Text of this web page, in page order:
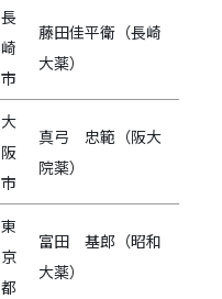
長
崎
市
藤田佳平衛（長崎
大薬）
大
阪
市
真弓 忠範（阪大
院薬）
東
京
都
富田 基郎（昭和
大薬）